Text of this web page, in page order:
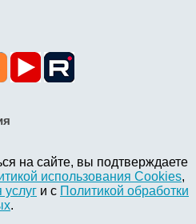
на сайте, вы подтверждаете
использования Cookies,
и с Политикой обработки
.